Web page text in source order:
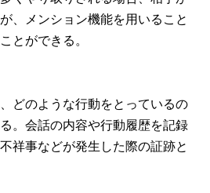
、メンション機能を用いること
とができる。
どのような行動をとっているの
。会話の内容や行動履歴を記録
祥事などが発生した際の証跡と